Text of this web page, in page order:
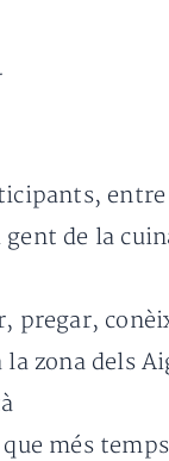
de la
pregar,
la zona dels
més